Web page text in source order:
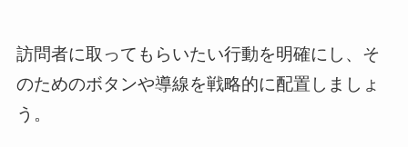
訪問者に取ってもらいたい行動を明確にし、そ
のためのボタンや導線を戦略的に配置しましょ
う。